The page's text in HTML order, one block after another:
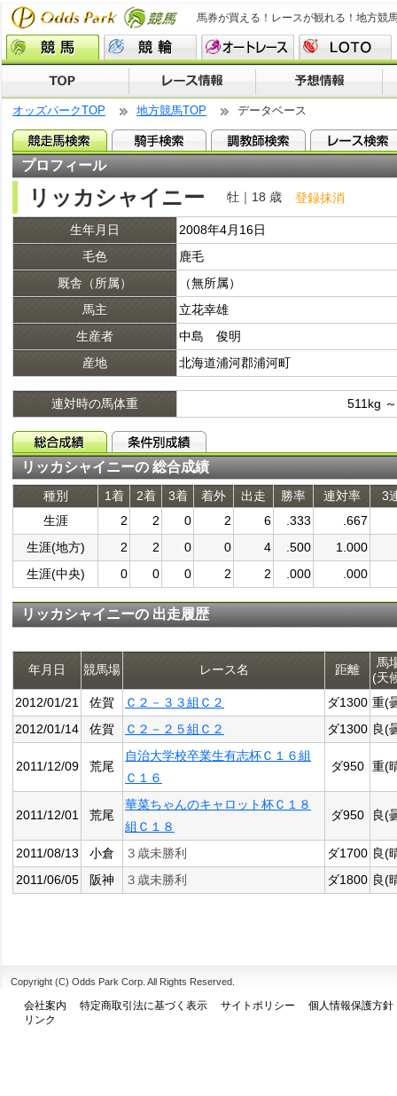
馬券が買える！レースが観れる！地方競
オッズパークTOP 地方競馬TOP データベース
プロフィール
リッカシャイニー 牡｜18 歳 登録抹消
生年月日
2008年4月16日
毛色
鹿毛
厩舎（所属）
（無所属）
馬主
立花幸雄
生産者
中島 俊明
産地
北海道浦河郡浦河町
連対時の馬体重 511kg
リッカシャイニーの 総合成績
種別 1着 2着 3着 着外 出走 勝率 連対率
3
生涯
2 2 0 2 6 .333
.667
生涯(地方)
2 2 0 0 4 .500
1.000
生涯(中央)
0 0 0 2 2 .000 .000
リッカシャイニーの 出走履歴
年月日 競馬場 レース名 距離
馬
(天
2012/01/21
佐賀 Ｃ２－３３組Ｃ２ ダ1300 重(
2012/01/14
佐賀 Ｃ２－２５組Ｃ２ ダ1300 良(
2011/12/09 荒尾
自治大学校卒業生有志杯Ｃ１６組
Ｃ１６
ダ950 重(
2011/12/01 荒尾
華菜ちゃんのキャロット杯Ｃ１８
組Ｃ１８
ダ950 良(
2011/08/13 小倉 ３歳未勝利 ダ1700 良(
2011/06/05
阪神 ３歳未勝利 ダ1800 良(
Copyright (C) Odds Park Corp. All Rights Reserved.
会社案内 特定商取引法に基づく表示 サイトポリシー
個人情報保護方針
リンク